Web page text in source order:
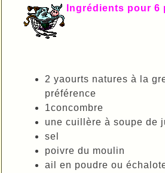
Ingrédients pour 6
2 yaourts natures à la
préférence
1concombre
une cuillère à soupe de
sel
poivre du moulin
ail en poudre ou